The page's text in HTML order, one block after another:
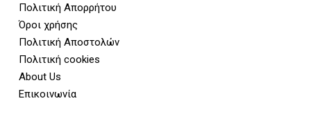
Πολιτική Απορρήτου
Όροι χρήσης
Πολιτική Αποστολών
Πολιτική cookies
About Us
Επικοινωνία